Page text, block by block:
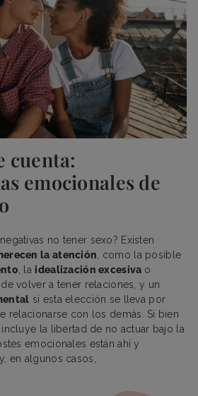
cuenta:
emocionales de
no tener sexo? Existen
la atención , como la posible
, laidealización excesiva o
volver a tener relaciones, y un
si esta elección se lleva por
relacionarse con los demás. Si bien
la libertad de no actuar bajo la
emocionales están ahí y
y, en algunos casos,